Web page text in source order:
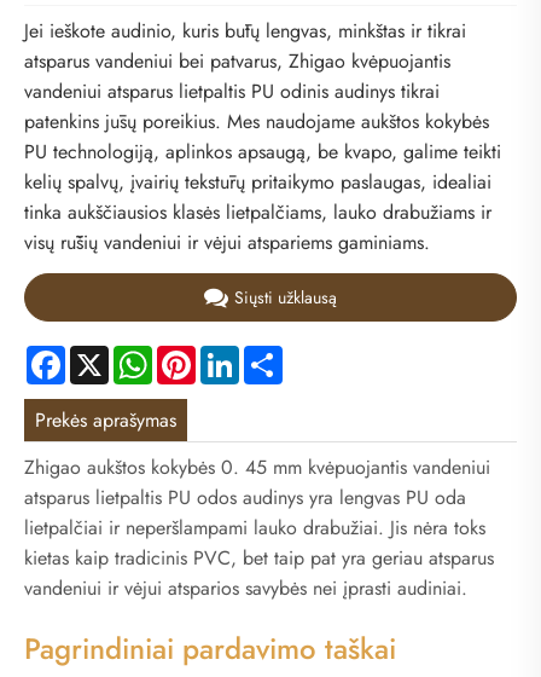
Jei ieškote audinio, kuris būtų lengvas, minkštas ir tikrai
atsparus vandeniui bei patvarus, Zhigao kvėpuojantis
vandeniui atsparus lietpaltis PU odinis audinys tikrai
patenkins jūsų poreikius. Mes naudojame aukštos kokybės
PU technologiją, aplinkos apsaugą, be kvapo, galime teikti
kelių spalvų, įvairių tekstūrų pritaikymo paslaugas, idealiai
tinka aukščiausios klasės lietpalčiams, lauko drabužiams ir
visų rūšių vandeniui ir vėjui atspariems gaminiams.
Siųsti užklausą
Facebook
X WhatsApp
PinterestLinkedIn
Prekės aprašymas
Zhigao aukštos kokybės 0. 45 mm kvėpuojantis vandeniui
atsparus lietpaltis PU odos audinys yra lengvas PU oda
lietpalčiai ir neperšlampami lauko drabužiai. Jis nėra toks
kietas kaip tradicinis PVC, bet taip pat yra geriau atsparus
vandeniui ir vėjui atsparios savybės nei įprasti audiniai.
Pagrindiniai pardavimo taškai